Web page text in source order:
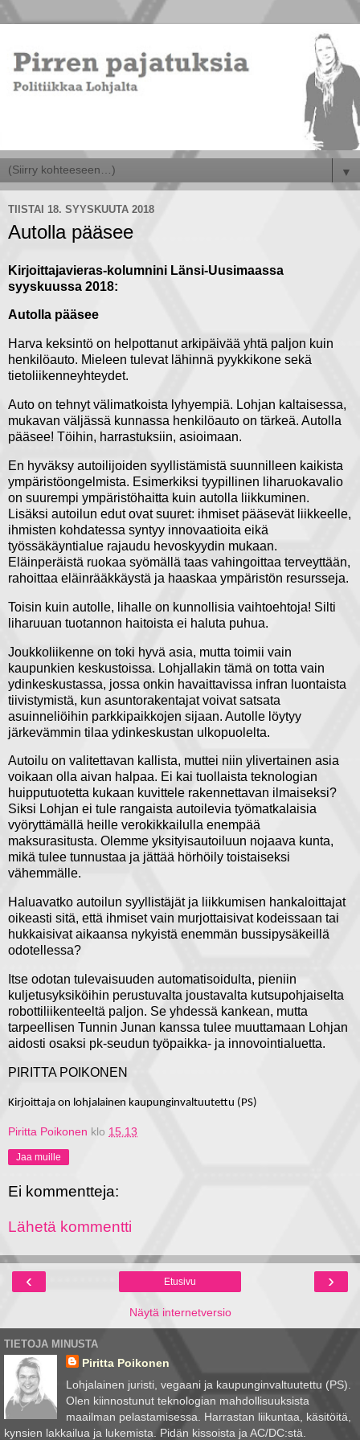
▼
TIISTAI 18. SYYSKUUTA 2018
Autolla pääsee
Kirjoittajavieras-kolumnini Länsi-Uusimaassa
syyskuussa 2018:
Autolla pääsee
Harva keksintö on helpottanut arkipäivää yhtä paljon kuin
henkilöauto. Mieleen tulevat lähinnä pyykkikone sekä
tietoliikenneyhteydet.
Auto on tehnyt välimatkoista lyhyempiä. Lohjan kaltaisessa,
mukavan väljässä kunnassa henkilöauto on tärkeä. Autolla
pääsee! Töihin, harrastuksiin, asioimaan.
En hyväksy autoilijoiden syyllistämistä suunnilleen kaikista
ympäristöongelmista. Esimerkiksi tyypillinen liharuokavalio
on suurempi ympäristöhaitta kuin autolla liikkuminen.
Lisäksi autoilun edut ovat suuret: ihmiset pääsevät liikkeelle,
ihmisten kohdatessa syntyy innovaatioita eikä
työssäkäyntialue rajaudu hevoskyydin mukaan.
Eläinperäistä ruokaa syömällä taas vahingoittaa terveyttään,
rahoittaa eläinrääkkäystä ja haaskaa ympäristön resursseja.
Toisin kuin autolle, lihalle on kunnollisia vaihtoehtoja! Silti
liharuuan tuotannon haitoista ei haluta puhua.
Joukkoliikenne on toki hyvä asia, mutta toimii vain
kaupunkien keskustoissa. Lohjallakin tämä on totta vain
ydinkeskustassa, jossa onkin havaittavissa infran luontaista
tiivistymistä, kun asuntorakentajat voivat satsata
asuinneliöihin parkkipaikkojen sijaan. Autolle löytyy
järkevämmin tilaa ydinkeskustan ulkopuolelta.
Autoilu on valitettavan kallista, muttei niin ylivertainen asia
voikaan olla aivan halpaa. Ei kai tuollaista teknologian
huipputuotetta kukaan kuvittele rakennettavan ilmaiseksi?
Siksi Lohjan ei tule rangaista autoilevia työmatkalaisia
vyöryttämällä heille verokikkailulla enempää
maksurasitusta. Olemme yksityisautoiluun nojaava kunta,
mikä tulee tunnustaa ja jättää hörhöily toistaiseksi
vähemmälle.
Haluavatko autoilun syyllistäjät ja liikkumisen hankaloittajat
oikeasti sitä, että ihmiset vain murjottaisivat kodeissaan tai
hukkaisivat aikaansa nykyistä enemmän bussipysäkeillä
odotellessa?
Itse odotan tulevaisuuden automatisoidulta, pieniin
kuljetusyksiköihin perustuvalta joustavalta kutsupohjaiselta
robottiliikenteeltä paljon. Se yhdessä kankean, mutta
tarpeellisen Tunnin Junan kanssa tulee muuttamaan Lohjan
aidosti osaksi pk-seudun työpaikka- ja innovointialuetta.
PIRITTA POIKONEN
Kirjoittaja on lohjalainen kaupunginvaltuutettu (PS)
Piritta Poikonen klo 15.13
Jaa muille
Ei kommentteja:
Lähetä kommentti
‹ ›
Etusivu
Näytä internetversio
TIETOJA MINUSTA
Piritta Poikonen
Lohjalainen juristi, vegaani ja kaupunginvaltuutettu (PS).
Olen kiinnostunut teknologian mahdollisuuksista
maailman pelastamisessa. Harrastan liikuntaa, käsitöitä,
kynsien lakkailua ja lukemista. Pidän kissoista ja AC/DC:stä.